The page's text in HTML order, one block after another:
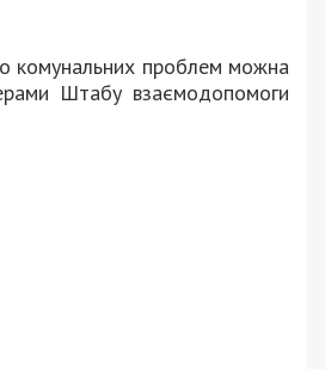
комунальних проблем можна
Штабу взаємодопомоги